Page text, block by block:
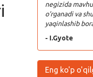
negizida
o’rganadi va
yaqinlashib
- I.Gyote
Eng ko'p